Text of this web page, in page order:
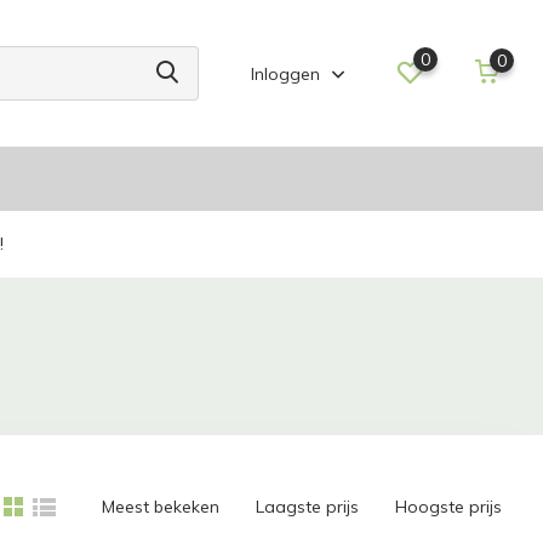
Inloggen
0 0
Meest bekeken Laagste prijs Hoogste prijs